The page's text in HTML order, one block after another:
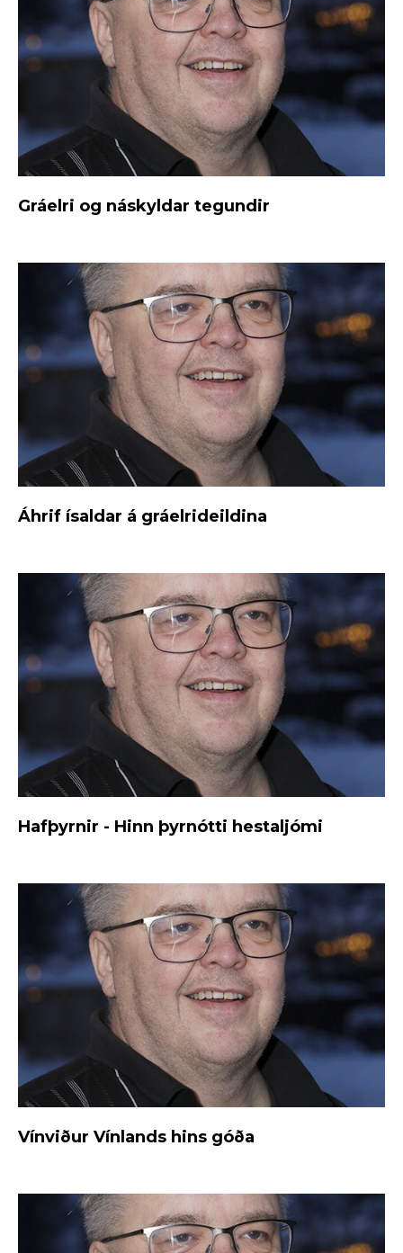
Gráelri og náskyldar tegundir
Áhrif ísaldar á gráelrideildina
Hafþyrnir - Hinn þyrnótti hestaljómi
Vínviður Vínlands hins góða